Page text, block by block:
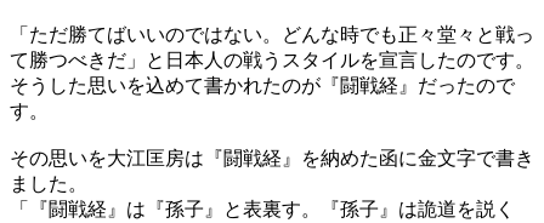
「ただ勝てばいいのではない。どんな時でも正々堂々と戦っ
て勝つべきだ」と日本人の戦うスタイルを宣言したのです。
そうした思いを込めて書かれたのが『闘戦経』だったので
す。
その思いを大江匡房は『闘戦経』を納めた函に金文字で書き
ました。
「『闘戦経』は『孫子』と表裏す。『孫子』は詭道を説く